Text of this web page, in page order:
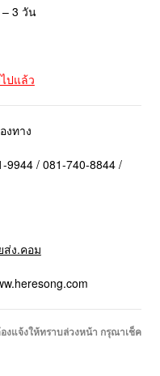
3 วัน
ปแล้ว
งทาง
9944 / 081-740-8844 /
ส่ง.คอม
งแจ้งให้ทราบล่วงหน้า กรุณาเช็ค